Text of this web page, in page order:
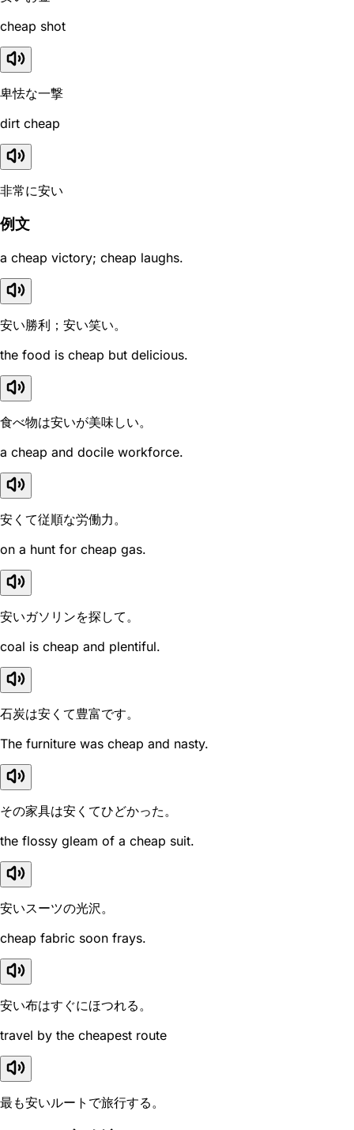
cheap shot
卑怯な一撃
dirt cheap
非常に安い
例文
a cheap victory; cheap laughs.
安い勝利；安い笑い。
the food is cheap but delicious.
食べ物は安いが美味しい。
a cheap and docile workforce.
安くて従順な労働力。
on a hunt for cheap gas.
安いガソリンを探して。
coal is cheap and plentiful.
石炭は安くて豊富です。
The furniture was cheap and nasty.
その家具は安くてひどかった。
the flossy gleam of a cheap suit.
安いスーツの光沢。
cheap fabric soon frays.
安い布はすぐにほつれる。
travel by the cheapest route
最も安いルートで旅行する。